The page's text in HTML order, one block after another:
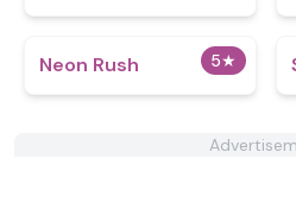
5★
Neon Rush